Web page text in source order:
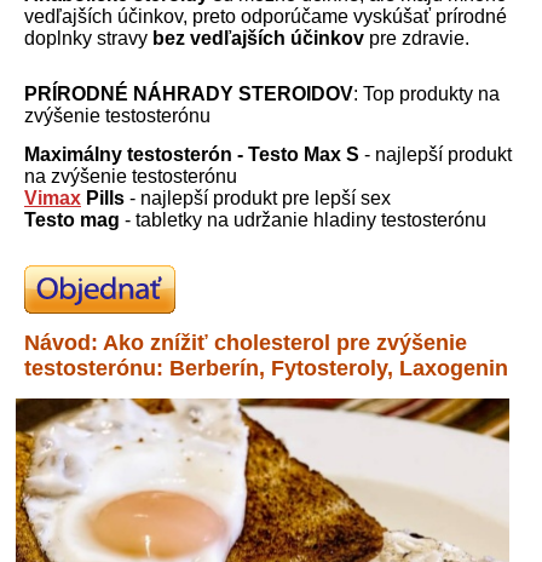
vedľajších účinkov, preto odporúčame vyskúšať prírodné
doplnky stravy bez vedľajších účinkov pre zdravie.
PRÍRODNÉ NÁHRADY STEROIDOV: Top produkty na
zvýšenie testosterónu
Maximálny testosterón - Testo Max S - najlepší produkt
na zvýšenie testosterónu
Vimax Pills - najlepší produkt pre lepší sex
Testo mag - tabletky na udržanie hladiny testosterónu
Návod: Ako znížiť cholesterol pre zvýšenie
testosterónu: Berberín, Fytosteroly, Laxogenin